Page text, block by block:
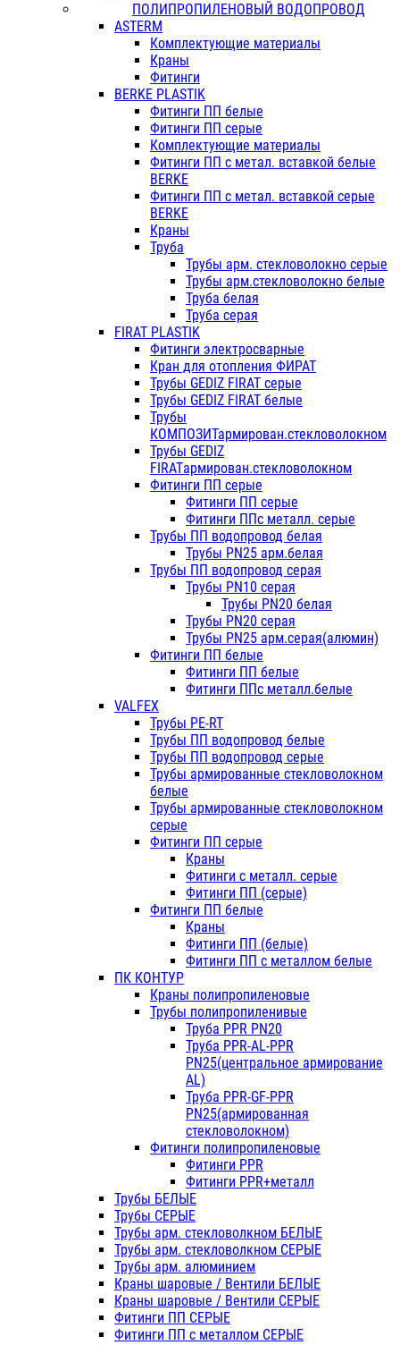
ПОЛИПРОПИЛЕНОВЫЙ ВОДОПРОВОД
ASTERM
Комплектующие материалы
Краны
Фитинги
BERKE PLASTIK
Фитинги ПП белые
Фитинги ПП серые
Комплектующие материалы
Фитинги ПП с метал. вставкой белые
BERKE
Фитинги ПП с метал. вставкой серые
BERKE
Краны
Труба
Трубы арм. стекловолокно серые
Трубы арм.стекловолокно белые
Труба белая
Труба серая
FIRAT PLASTIK
Фитинги электросварные
Кран для отопления ФИРАТ
Трубы GEDIZ FIRAT серые
Трубы GEDIZ FIRAT белые
Трубы
КОМПОЗИТармирован.стекловолокном
Трубы GEDIZ
FIRATармирован.стекловолокном
Фитинги ПП серые
Фитинги ПП серые
Фитинги ППс металл. серые
Трубы ПП водопровод белая
Трубы PN25 арм.белая
Трубы ПП водопровод серая
Трубы PN10 серая
Трубы PN20 белая
Трубы PN20 серая
Трубы PN25 арм.серая(алюмин)
Фитинги ПП белые
Фитинги ПП белые
Фитинги ППс металл.белые
VALFEX
Трубы PE-RT
Трубы ПП водопровод белые
Трубы ПП водопровод серые
Трубы армированные стекловолокном
белые
Трубы армированные стекловолокном
серые
Фитинги ПП серые
Краны
Фитинги с металл. серые
Фитинги ПП (серые)
Фитинги ПП белые
Краны
Фитинги ПП (белые)
Фитинги ПП с металлом белые
ПК КОНТУР
Краны полипропиленовые
Трубы полипропиленивые
Труба PPR PN20
Труба PPR-AL-PPR
PN25(центральное армирование
AL)
Труба PPR-GF-PPR
PN25(армированная
стекловолокном)
Фитинги полипропиленовые
Фитинги PPR
Фитинги PPR+металл
Трубы БЕЛЫЕ
Трубы СЕРЫЕ
Трубы арм. стекловолкном БЕЛЫЕ
Трубы арм. стекловолкном СЕРЫЕ
Трубы арм. алюминием
Краны шаровые / Вентили БЕЛЫЕ
Краны шаровые / Вентили СЕРЫЕ
Фитинги ПП СЕРЫЕ
Фитинги ПП с металлом СЕРЫЕ